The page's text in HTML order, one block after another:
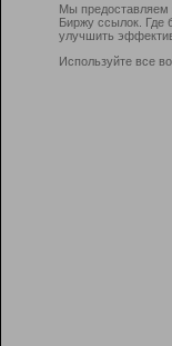
Мы предоставляем
Биржу ссылок. Где
улучшить
Используйте все